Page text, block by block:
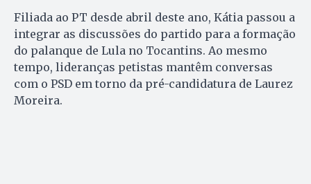
Filiada ao PT desde abril deste ano, Kátia passou a
integrar as discussões do partido para a formação
do palanque de Lula no Tocantins. Ao mesmo
tempo, lideranças petistas mantêm conversas
com o PSD em torno da pré-candidatura de Laurez
Moreira.